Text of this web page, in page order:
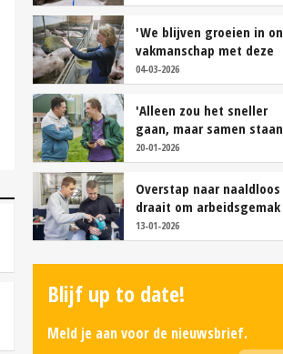
'We blijven groeien in
vakmanschap met deze
teamaanpak'
04-03-2026
'Alleen zou het sneller
gaan, maar samen staan
we stukken sterker'
20-01-2026
Overstap naar naaldloos
draait om arbeidsgemak
en diervriendelijkheid
13-01-2026
Blijf up to date!
Meld je aan voor de nieuwsbrief.